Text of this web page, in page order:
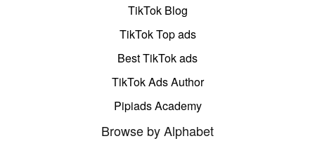
TikTok Blog
TikTok Top ads
Best TikTok ads
TikTok Ads Author
Pipiads Academy
Browse by Alphabet